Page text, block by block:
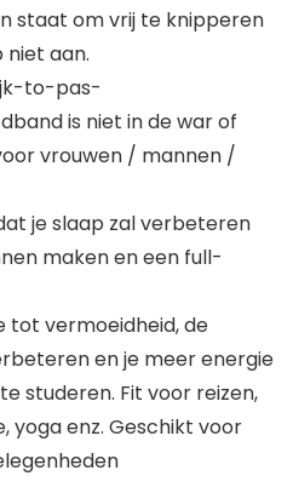
staat om vrij te knipperen
aan.
to-pas-
is niet in de war of
vrouwen / mannen /
je slaap zal verbeteren
maken en een full-
tot vermoeidheid, de
en je meer energie
studeren. Fit voor reizen,
yoga enz. Geschikt voor